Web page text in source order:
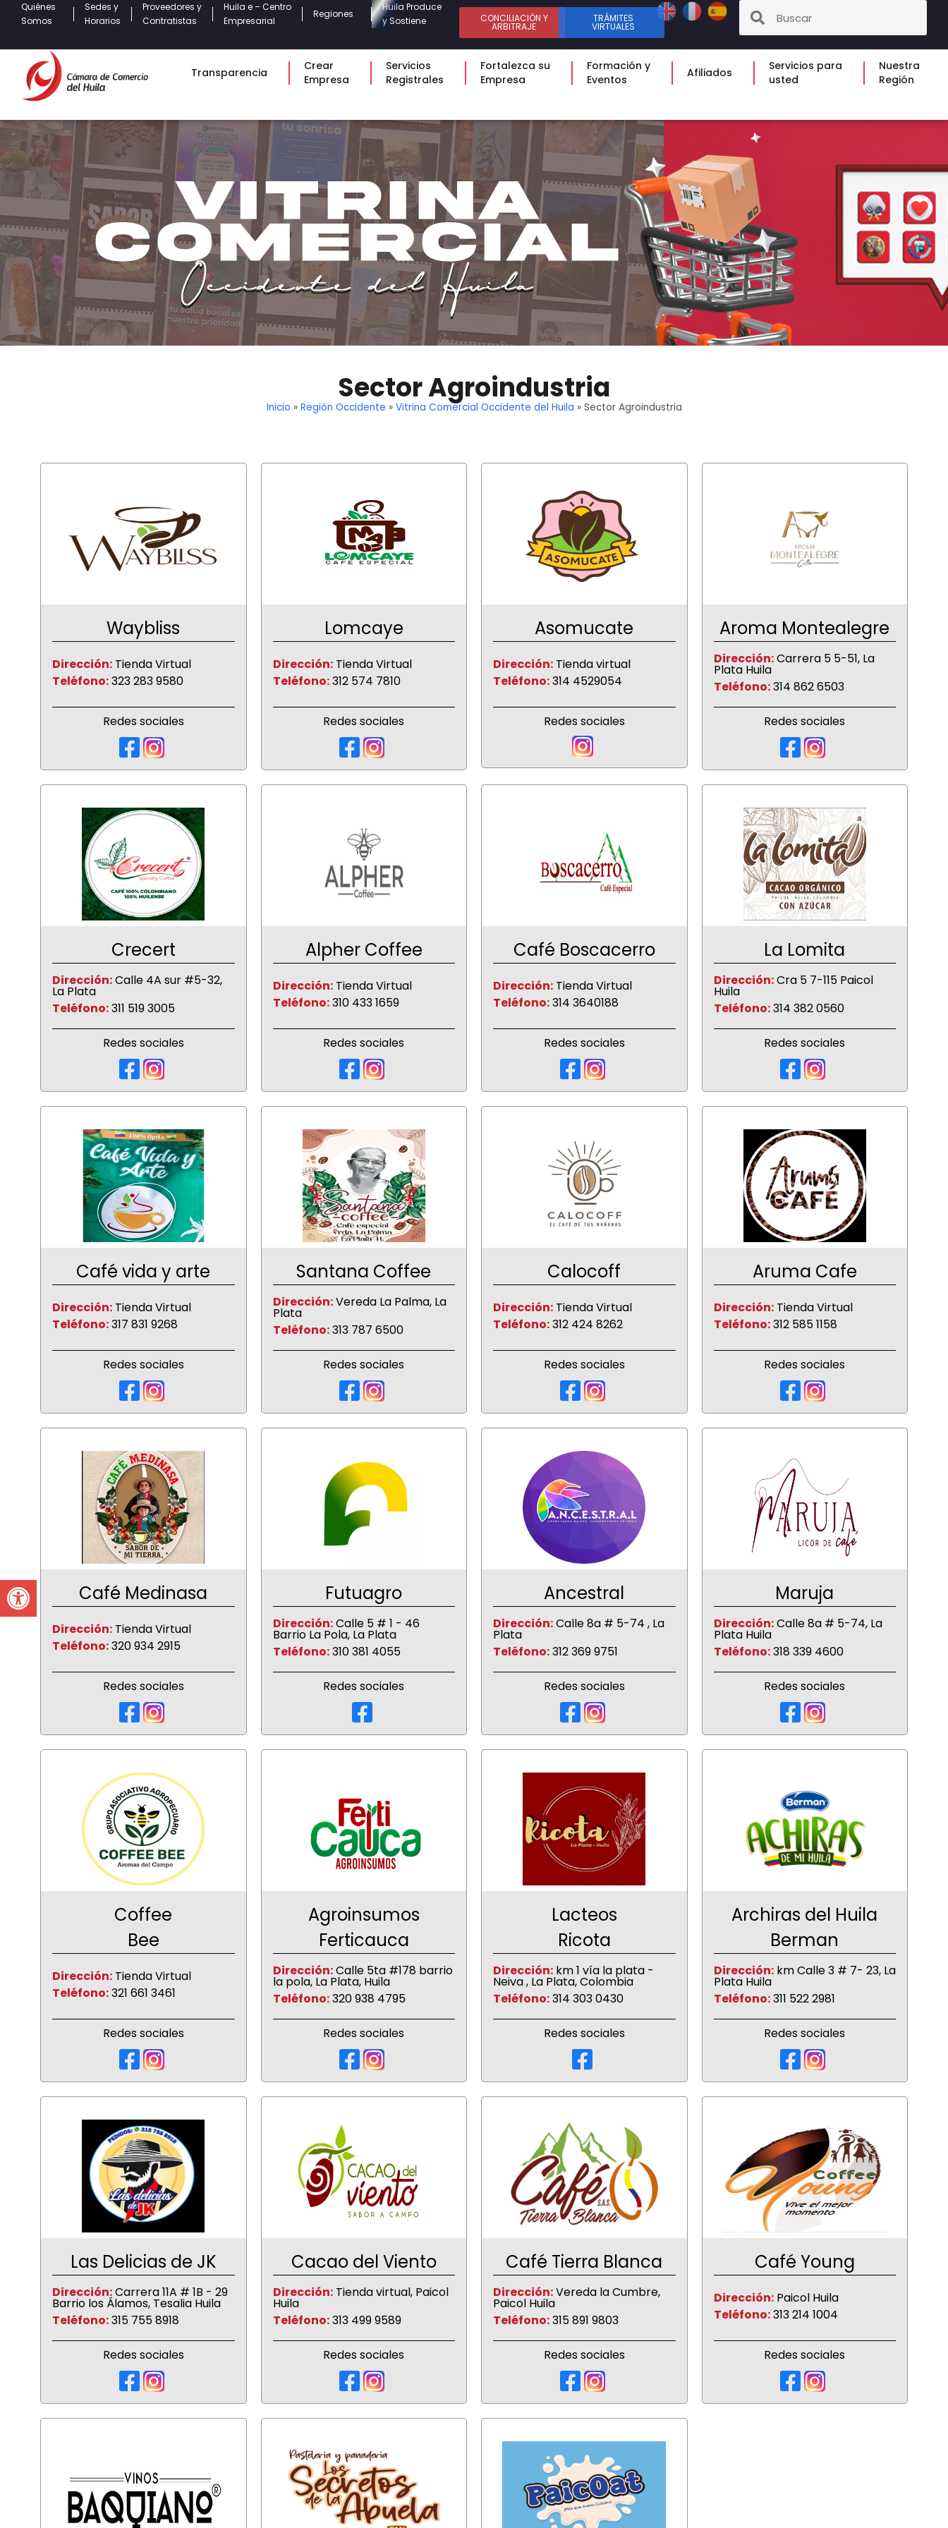
Open toolbar
Quiénes
Somos
Sedes y
Horarios
Proveedores y
Contratistas
Huila e – Centro
Empresarial
Regiones
Huila Produce
y Sostiene
CONCILIACIÓN Y
ARBITRAJE
TRÁMITES
VIRTUALES
Transparencia
Crear
Empresa
Servicios
Registrales
Fortalezca su
Empresa
Formación y
Eventos
Afiliados
Servicios para
usted
Nuestra
Región
Sector Agroindustria
Inicio » Región Occidente » Vitrina Comercial Occidente del Huila » Sector Agroindustria
Waybliss
Dirección: Tienda Virtual
Teléfono:323 283 9580
Redes sociales
Lomcaye
Dirección:Tienda Virtual
Teléfono:312 574 7810
Redes sociales
Asomucate
Dirección: Tienda virtual
Teléfono:314 4529054
Redes sociales
Aroma Montealegre
Dirección:Carrera 5 5-51, La
Plata Huila
Teléfono:314 862 6503
Redes sociales
Crecert
Dirección:Calle 4A sur #5-32,
La Plata
Teléfono:311 519 3005
Redes sociales
Alpher Coffee
Dirección:Tienda Virtual
Teléfono:310 433 1659
Redes sociales
Café Boscacerro
Dirección: Tienda Virtual
Teléfono:314 3640188
Redes sociales
La Lomita
Dirección:Cra 5 7-115 Paicol
Huila
Teléfono:314 382 0560
Redes sociales
Café vida y arte
Dirección: Tienda Virtual
Teléfono:317 831 9268
Redes sociales
Santana Coffee
Dirección:Vereda La Palma, La
Plata
Teléfono:313 787 6500
Redes sociales
Calocoff
Dirección: Tienda Virtual
Teléfono:312 424 8262
Redes sociales
Aruma Cafe
Dirección:Tienda Virtual
Teléfono:312 585 1158
Redes sociales
Café Medinasa
Dirección: Tienda Virtual
Teléfono:320 934 2915
Redes sociales
Futuagro
Dirección:Calle 5 # 1 - 46
Barrio La Pola, La Plata
Teléfono:310 381 4055
Redes sociales
Ancestral
Dirección:Calle 8a # 5-74 , La
Plata
Teléfono:312 369 9751
Redes sociales
Maruja
Dirección:Calle 8a # 5-74, La
Plata Huila
Teléfono:318 339 4600
Redes sociales
Coffee
Bee
Dirección: Tienda Virtual
Teléfono:321 661 3461
Redes sociales
Agroinsumos
Ferticauca
Dirección:Calle 5ta #178 barrio
la pola, La Plata, Huila
Teléfono:320 938 4795
Redes sociales
Lacteos
Ricota
Dirección: km 1 vía la plata -
Neiva , La Plata, Colombia
Teléfono:314 303 0430
Redes sociales
Archiras del Huila
Berman
Dirección:km Calle 3 # 7- 23, La
Plata Huila
Teléfono:311 522 2981
Redes sociales
Las Delicias de JK
Dirección:Carrera 11A # 1B - 29
Barrio los Álamos, Tesalia Huila
Teléfono:315 755 8918
Redes sociales
Cacao del Viento
Dirección:Tienda virtual, Paicol
Huila
Teléfono:313 499 9589
Redes sociales
Café Tierra Blanca
Dirección:Vereda la Cumbre,
Paicol Huila
Teléfono:315 891 9803
Redes sociales
Café Young
Dirección:Paicol Huila
Teléfono:313 214 1004
Redes sociales